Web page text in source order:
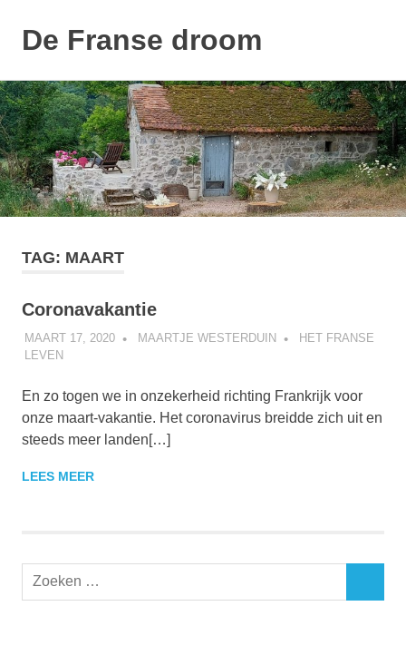
Naar
de
inhoud
springen
De Franse droom
huisje
TAG: MAART
Coronavakantie
MAART 17, 2020 MAARTJE WESTERDUIN
HET FRANSE
LEVEN
En zo togen we in onzekerheid richting Frankrijk voor
onze maart-vakantie. Het coronavirus breidde zich uit en
steeds meer landen[…]
LEES MEER